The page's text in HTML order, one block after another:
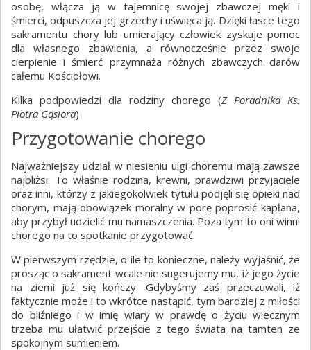
osobę, włącza ją w tajemnicę swojej zbawczej męki i
śmierci, odpuszcza jej grzechy i uświęca ją. Dzięki łasce tego
sakramentu chory lub umierający człowiek zyskuje pomoc
dla własnego zbawienia, a równocześnie przez swoje
cierpienie i śmierć przymnaża różnych zbawczych darów
całemu Kościołowi.
Kilka podpowiedzi dla rodziny chorego (Z Poradnika Ks.
Piotra Gąsiora)
Przygotowanie chorego
Najważniejszy udział w niesieniu ulgi choremu mają zawsze
najbliżsi. To właśnie rodzina, krewni, prawdziwi przyjaciele
oraz inni, którzy z jakiegokolwiek tytułu podjęli się opieki nad
chorym, mają obowiązek moralny w porę poprosić kapłana,
aby przybył udzielić mu namaszczenia. Poza tym to oni winni
chorego na to spotkanie przygotować.
W pierwszym rzędzie, o ile to konieczne, należy wyjaśnić, że
prosząc o sakrament wcale nie sugerujemy mu, iż jego życie
na ziemi już się kończy. Gdybyśmy zaś przeczuwali, iż
faktycznie może i to wkrótce nastąpić, tym bardziej z miłości
do bliźniego i w imię wiary w prawdę o życiu wiecznym
trzeba mu ułatwić przejście z tego świata na tamten ze
spokojnym sumieniem.